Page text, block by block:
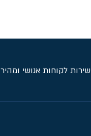
שירות לקוחות אנושי ומהיר